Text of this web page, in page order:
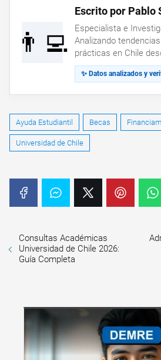
👨‍💻
Escrito por Pablo
Especialista e
Analizando
prácticas en Chile
✨ Datos analizados y
Ayuda Estudiantil Becas
Universidad de Chile
Consultas Académicas
Universidad de Chile 2026:
Guía Completa